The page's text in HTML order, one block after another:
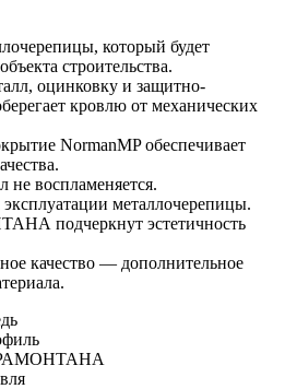
который будет
строительства.
оцинковку и защитно-
кровлю от механических
NormanMP обеспечивает
не воспламеняется.
металлочерепицы.
подчеркнут эстетичность
качество — дополнительное